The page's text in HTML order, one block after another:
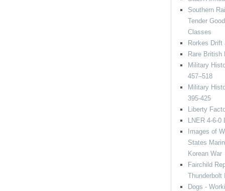
Southern
Tender
Classes
Rorkes Drift
Rare British
Military
457–518
Military
395-425
Liberty
LNER 4-6-
Images of
States
Korean War
Fairchild
Thunderbolt
Dogs -